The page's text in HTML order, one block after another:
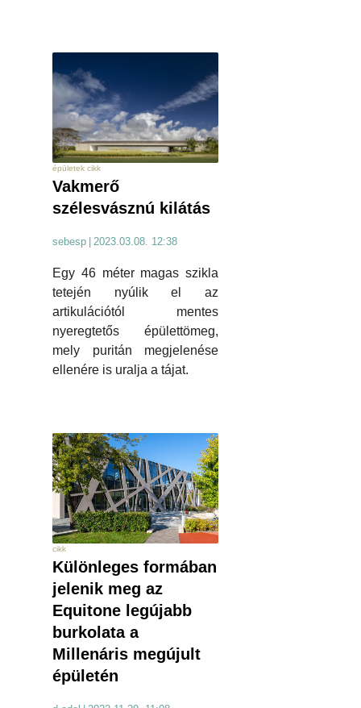
épületek cikk
Vakmerő
szélesvásznú kilátás
sebesp | 2023.03.08. 12:38
Egy 46 méter magas szikla
tetején nyúlik el az
artikulációtól mentes
nyeregtetős épülettömeg,
mely puritán megjelenése
ellenére is uralja a tájat.
cikk
Különleges formában
jelenik meg az
Equitone legújabb
burkolata a
Millenáris megújult
épületén